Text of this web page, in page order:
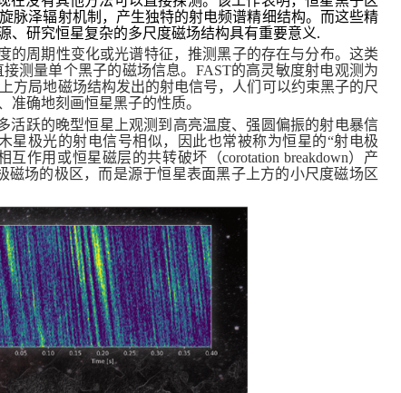
脉泽辐射机制，产生独特的射电频谱精细结构。而这些精
、研究恒星复杂的多尺度磁场结构具有重要意义.
的周期性变化或光谱特征，推测黑子的存在与分布。这类
测量单个黑子的磁场信息。 FAST的高灵敏度射电观测为
方局地磁场结构发出的射电信号，人们可以约束黑子的尺
确地刻画恒星黑子的性质。
活跃的晚型恒星上观测到高亮温度、强圆偏振的射电暴信
极光的射电信号相似，因此也常被称为恒星的“射电极
互作用或恒星磁层的共转破坏（corotation breakdown）产
场的极区，而是源于恒星表面黑子上方的小尺度磁场区